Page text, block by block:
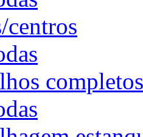
centros
completos